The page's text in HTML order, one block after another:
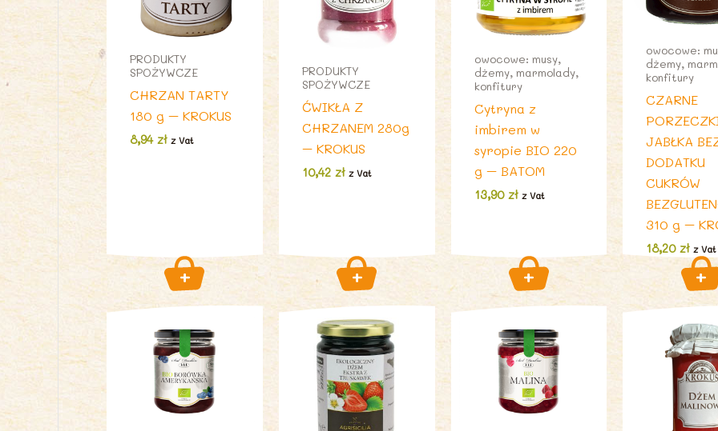
PRODUKTY
SPOŻYWCZE
CHRZAN TARTY
180 g – KROKUS
8,94zł z Vat
PRODUKTY
SPOŻYWCZE
ĆWIKŁA Z
CHRZANEM 280g
– KROKUS
10,42 zł z Vat
owocowe: musy,
dżemy, marmolady,
konfitury
Cytryna z
imbirem w
syropie BIO 220
g – BATOM
13,90 zł z Vat
owocowe:
dżemy,
konfitury
CZARNE
JABŁKA
DODATKU
CUKRÓW
310 g –
18,20zł z Vat